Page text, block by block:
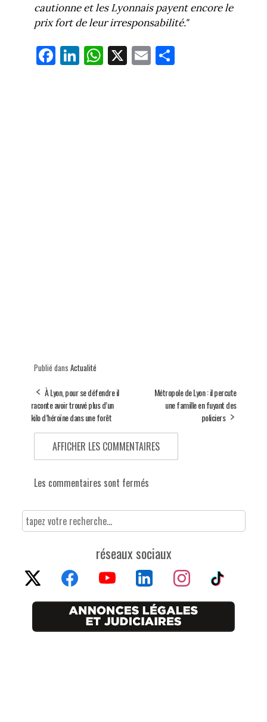
cautionne et les Lyonnais payent encore le
prix fort de leur irresponsabilité."
Fa
ce
Li
nk
W
ha
X E
m
Pa
Publié dans Actualité
À Lyon, pour se défendre il
raconte avoir trouvé plus d’un
kilo d’héroïne dans une forêt
Métropole de Lyon : il percute
une famille en fuyant des
policiers
AFFICHER LES COMMENTAIRES
Les commentaires sont fermés
réseaux sociaux